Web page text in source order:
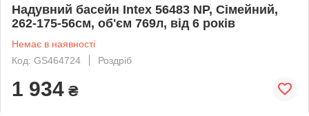
Надувний басейн Intex 56483 NP, Сімейний,
262-175-56см, об'єм 769л, від 6 років
Немає в наявності
Код: GS464724
Роздріб
1 934 ₴